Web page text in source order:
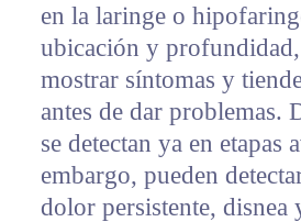
en la laringe o
ubicación y profundidad,
mostrar síntomas y
antes de dar problemas.
se detectan ya en etapas
embargo, pueden
dolor persistente, disnea